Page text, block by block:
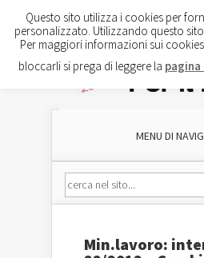
MENU DI
Min.lavoro:
Questo sito utilizza i cookies per
personalizzato. Utilizzando questo
Per maggiori informazioni sui
bloccarli si prega di leggere la